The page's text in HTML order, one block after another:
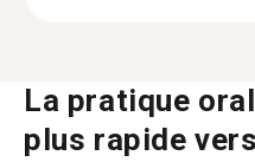
La pratique
plus rapide